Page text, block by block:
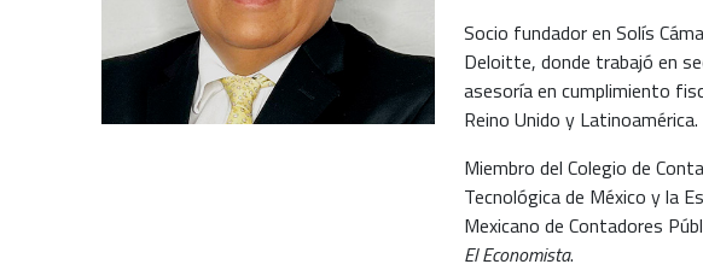
Socio fundador en Solís
Deloitte, donde trabajó en
asesoría en cumplimiento
Reino Unido y Latinoamérica.
Miembro del Colegio de
Tecnológica de México y la
Mexicano de Contadores
El Economista.